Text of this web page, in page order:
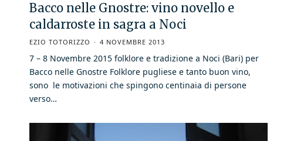
Bacco nelle Gnostre: vino novello e
caldarroste in sagra a Noci
EZIO TOTORIZZO 4 NOVEMBRE 2013
7 – 8 Novembre 2015 folklore e tradizione a Noci (Bari) per
Bacco nelle Gnostre Folklore pugliese e tanto buon vino,
sono le motivazioni che spingono centinaia di persone
verso…